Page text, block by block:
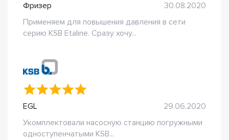
Фризер
30.08.2020
Применяем для повышения давления в сети
серию KSB Etaline. Сразу хочу...
EGL
29.06.2020
Укомплектовали насосную станцию погружными
одноступенчатыми KSB...